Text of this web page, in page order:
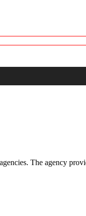
The agency